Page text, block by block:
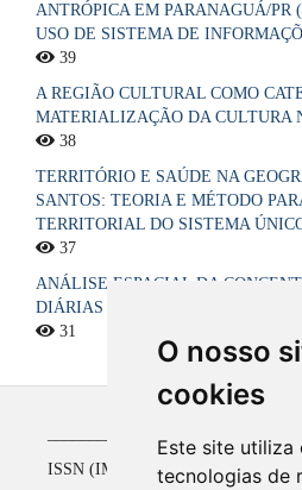
O nosso
cookies
Este site utiliza
tecnologias de
ANTRÓPICA EM PARANAGUÁ/PR
USO DE SISTEMA DE
39
A REGIÃO CULTURAL COMO
MATERIALIZAÇÃO DA CULTURA
38
TERRITÓRIO E SAÚDE NA
SANTOS: TEORIA E MÉTODO
TERRITORIAL DO SISTEMA
37
ANÁLISE ESPACIAL DA
DIÁRIAS NO ESTADO DA
31
ISSN (IMPRESSO) 1516-4136 até